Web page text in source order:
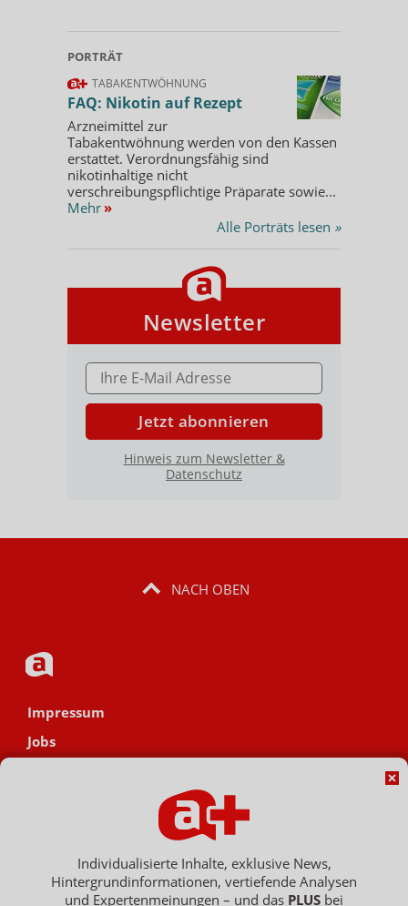
PORTRÄT
TABAKENTWÖHNUNG
FAQ: Nikotin auf Rezept
Arzneimittel zur
Tabakentwöhnung werden von den Kassen
erstattet. Verordnungsfähig sind
nikotinhaltige nicht
verschreibungspflichtige Präparate sowie...
Mehr »
Alle Porträts lesen »
Newsletter
E-MAIL ADRESSE
Jetzt abonnieren
Hinweis zum Newsletter &
Datenschutz
NACH OBEN
Impressum
Jobs
Hinweisgebersystem
Vertrag widerrufen
Individualisierte Inhalte, exklusive News,
Hintergrundinformationen, vertiefende Analysen
und Expertenmeinungen – und das PLUS bei